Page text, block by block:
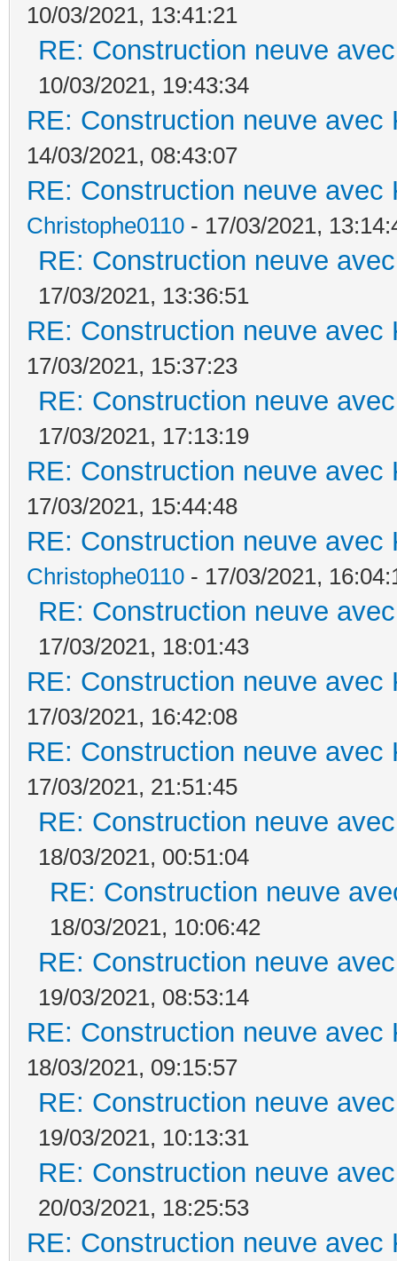
10/03/2021, 13:41:21
RE: Construction neuve
10/03/2021, 19:43:34
RE: Construction neuve avec
14/03/2021, 08:43:07
RE: Construction neuve avec
Christophe0110 - 17/03/2021,
RE: Construction neuve
17/03/2021, 13:36:51
RE: Construction neuve avec
17/03/2021, 15:37:23
RE: Construction neuve
17/03/2021, 17:13:19
RE: Construction neuve avec
17/03/2021, 15:44:48
RE: Construction neuve avec
Christophe0110 - 17/03/2021,
RE: Construction neuve
17/03/2021, 18:01:43
RE: Construction neuve avec
17/03/2021, 16:42:08
RE: Construction neuve avec
17/03/2021, 21:51:45
RE: Construction neuve
18/03/2021, 00:51:04
RE: Construction neuve
18/03/2021, 10:06:42
RE: Construction neuve
19/03/2021, 08:53:14
RE: Construction neuve avec
18/03/2021, 09:15:57
RE: Construction neuve
19/03/2021, 10:13:31
RE: Construction neuve
20/03/2021, 18:25:53
RE: Construction neuve avec